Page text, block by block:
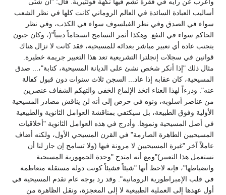
أساليب العبادة السائدة في العالم الروماني كانت كلها في نظر الشعب
سواء في الصدق وفي نظر الفيلسوف سواء في الكذب، وفي نظر
الحاكم سواء في النفع. وهكذا أثمر التسامح انسجاماً دينياً"(، وكان جبون
يتجنب عادة أي تعبير مباشر بعدائه للمسيحية، فقد كانت لا تزال هناك
قوانين في سجلات إنجلترا التشريعية تعد هذا التعبير جريمة خطيرة.
مثال ذلك "إذا أنكر شخص نشئ على الديانة المسيحية، كتابة"،... صدق
المسيحية، كان عقابه إذا عاد... السجن ثلاث سنوات دون قبول كفالة
عنه". ودرءاً لهذا العناء اتخذ الإلماع الخفي والتهكم الشفاف عنصرين
من عناصر أسلوبه، ونوه في حرص إلى أنه لن يناقش مصادر المسيحية
الأولية وفوق الطبيعة، بل سيكتفي بمناقشة العوامل الثانوية والطبيعية
في أصل المسيحية ونموها. وأدرج في هذه العوامل الثانوية "أخلاقيات
المسيحيين الطاهرة الصارمة" في القرن المسيحي الأول، ولكنه أضاف
عاملاً آخر "غيرة المسيحيين لا مرونة فيها (ولا تسامح إن جاز لنا أن
نستعمل هذا التعبير)"ومع أنه امتدح "وحدة الجمهورية المسيحية
وانضباطها"، فإنه لاحظ أنها "شيئاً فشيئاً كونت دولة مستقلة متعاظمة
في قلب الإمبراطورية الرومانية". وقد رد بوجه عام تقدم المسيحية في
أول عهدها إلى العملية الطبيعية لا إلى المعجزة، ونقل الظاهرة من